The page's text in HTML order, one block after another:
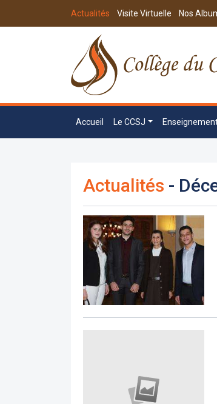
Actualités Visite Virtuelle Nos
Accueil Le CCSJ
Actualités -